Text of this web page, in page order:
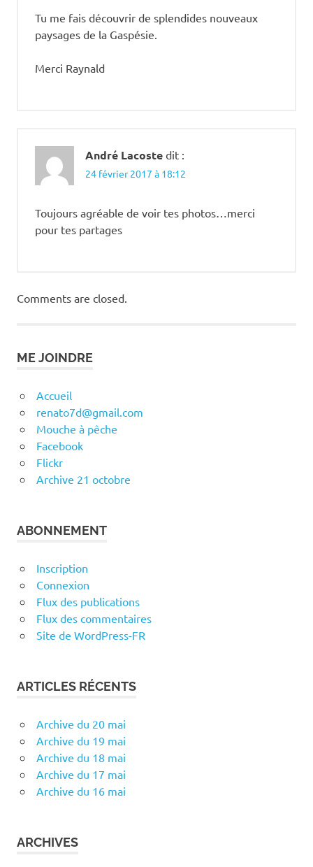
Tu me fais découvrir de splendides nouveaux
paysages de la Gaspésie.
Merci Raynald
André Lacoste dit :
24 février 2017 à 18:12
Toujours agréable de voir tes photos…merci
pour tes partages
Comments are closed.
ME JOINDRE
Accueil
renato7d@gmail.com
Mouche à pêche
Facebook
Flickr
Archive 21 octobre
ABONNEMENT
Inscription
Connexion
Flux des publications
Flux des commentaires
Site de WordPress-FR
ARTICLES RÉCENTS
Archive du 20 mai
Archive du 19 mai
Archive du 18 mai
Archive du 17 mai
Archive du 16 mai
ARCHIVES